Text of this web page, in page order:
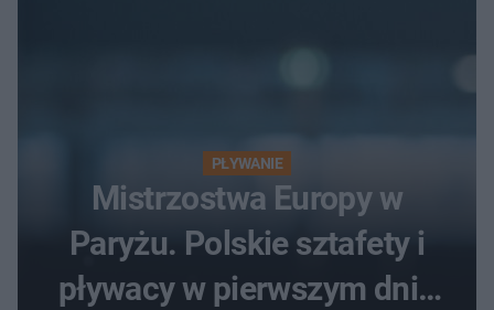
PŁYWANIE
Mistrzostwa Europy w
Paryżu. Polskie sztafety i
pływacy w pierwszym dniu